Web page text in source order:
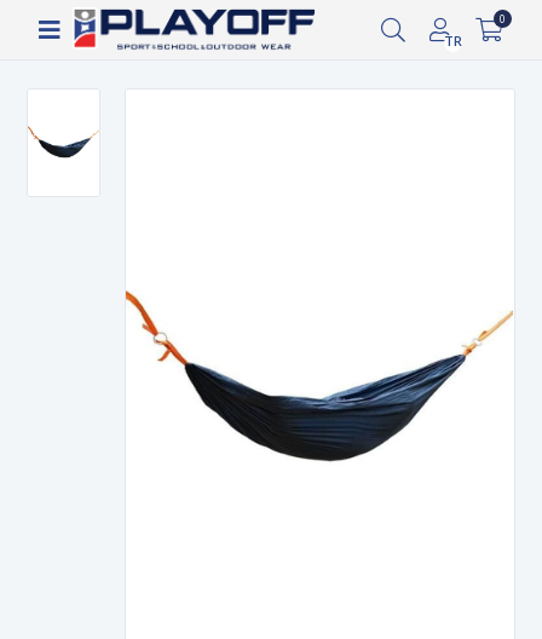
Siparişin 2-8 iş günü arasında kargoya verilecektir.
TR
0